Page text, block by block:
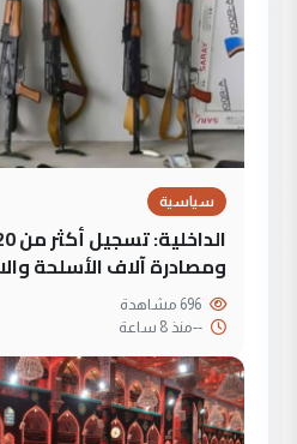
سياسية
ومصادرة آلاف الأسلحة
--منذ 8 ساعة